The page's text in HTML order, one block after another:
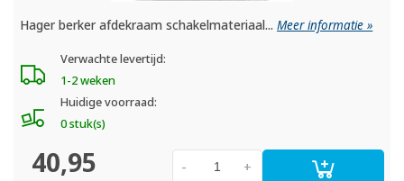
Hager berker afdekraam schakelmateriaal...Meer informatie »
Verwachte levertijd:
1-2 weken
Huidige voorraad:
0 stuk(s)
40,95 +
-